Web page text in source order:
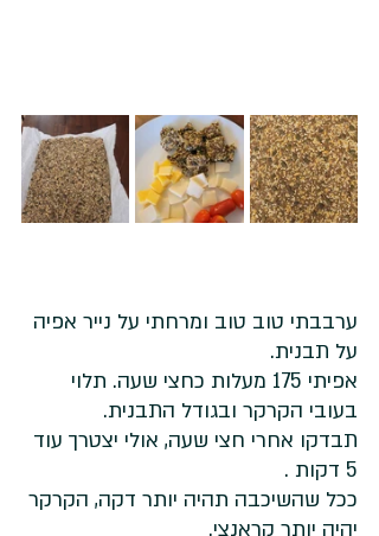
ערבבתי טוב טוב ומרחתי על נייר אפיה
על תבנית.
אפיתי 175 מעלות כחצי שעה. תלוי
בעובי הקרקר ובגודל התבנית.
תבדקו אחרי חצי שעה, אולי יצטרך עוד
5 דקות .
ככל שהשיכבה תהיה יותר דקה, הקרקר
יהיה יותר קראנצי.